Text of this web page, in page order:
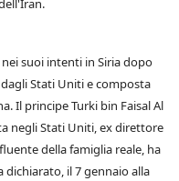
suoi intenti in Siria dopo
Stati Uniti e composta
Il principe Turki bin Faisal Al
negli Stati Uniti, ex direttore
della famiglia reale, ha
il 7 gennaio alla